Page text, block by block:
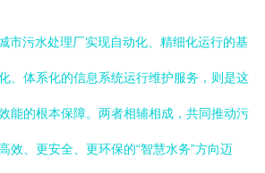
市污水处理厂实现自动化、精细化运行的基
、体系化的信息系统运行维护服务，则是这
能的根本保障。两者相辅相成，共同推动污
效、更安全、更环保的“智慧水务”方向迈